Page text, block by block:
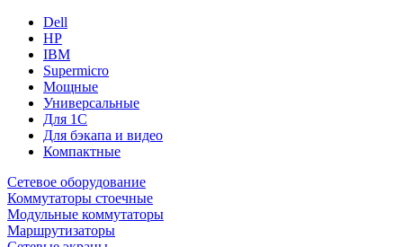
Dell
HP
IBM
Supermicro
Мощные
Универсальные
Для 1С
Для бэкапа и видео
Компактные
Сетевое оборудование
Коммутаторы стоечные
Модульные коммутаторы
Маршрутизаторы